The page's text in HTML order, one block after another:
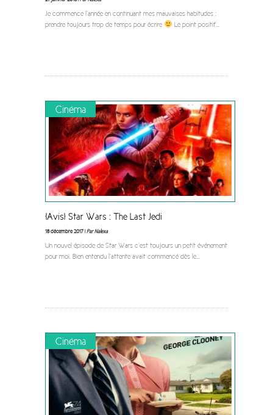
Je commence l’année en continuant mes mauvaises habitudes :
prendre toujours trop de temps pour écrire
Le point positif...
Cinéma
[Avis] Star Wars : The Last Jedi
18 décembre 2017 |Par Nalexa
Un nouvel épisode de Star Wars c’est toujours un petit événement
pour moi. Bien entendu l’attente avait commencé dès le...
Cinéma